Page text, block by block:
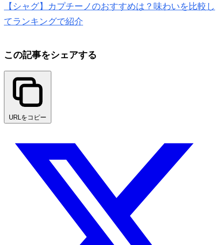
【シャグ】カプチーノのおすすめは？味わいを比較し
てランキングで紹介
この記事をシェアする
URLをコピー